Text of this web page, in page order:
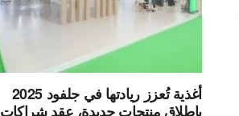
أغذية تُعزز ريادتها في جلفود 2025
بإطلاق منتجات جديدة، عقد شراكات